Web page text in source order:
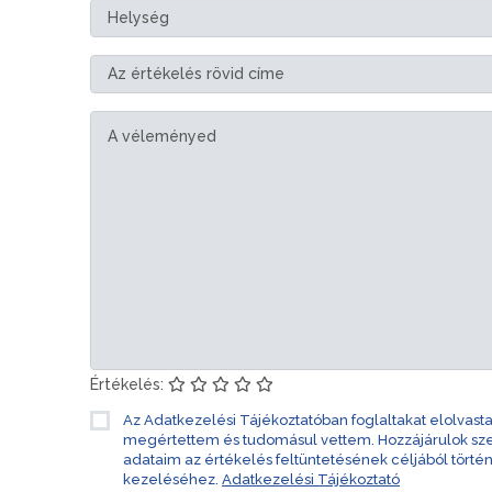
Értékelés:
Az Adatkezelési Tájékoztatóban foglaltakat
megértettem és tudomásul vettem. Hozzájárulok
adataim az értékelés feltüntetésének céljából
kezeléséhez. Adatkezelési Tájékoztató